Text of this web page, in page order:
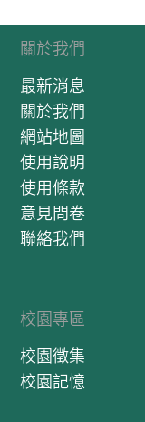
關於我們
最新消息
關於我們
網站地圖
使用說明
使用條款
意見問卷
聯絡我們
校園專區
校園徵集
校園記憶